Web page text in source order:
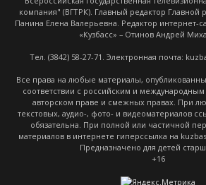
компания" (ВГТРК). Главный редактор Главной
Панина Елена Валерьевна. Редактор интернет-
«Кузбасс» – Отинов Андрей
Тел. (3842) 58-27-71. Электронная почта:
Все права на любые материалы,
соответствии с российским и международным
авторском праве и смежных правах. При
текстовых, аудио-, фото- и видеоматериалов
обязательна. При полной или частичной
материалов в интернете гиперссылка на
Предназначено для детей
+16